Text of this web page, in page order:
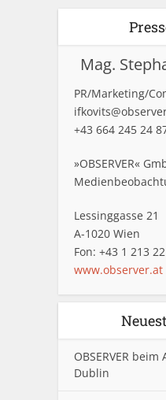
Mag.
PR/Marketing/
+43 664 245 24
»OBSERVER«
Lessinggasse 21
A-1020 Wien
Fon: +43 1 213
www.observer.at
OBSERVER
Dublin